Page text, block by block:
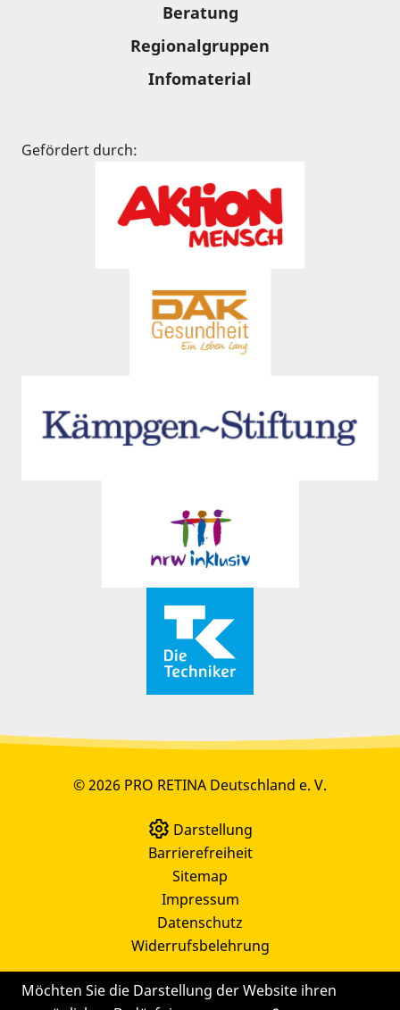
Möchten Sie die Darstellung der Website ihren
Beratung
Regionalgruppen
Infomaterial
Gefördert durch:
© 2026 PRO RETINA Deutschland e. V.
Darstellung
Barrierefreiheit
Sitemap
Impressum
Datenschutz
Widerrufsbelehrung